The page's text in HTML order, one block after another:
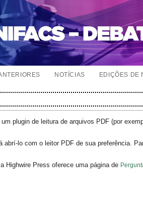
NOTÍCIAS
EDIÇÕES DE
plugin de leitura de arquivos PDF (por
abrí-lo com o leitor PDF de sua preferência.
Highwire Press oferece uma página de